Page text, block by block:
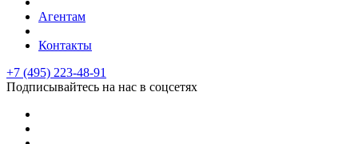
Агентам
Контакты
+7 (495) 223-48-91
Подписывайтесь на нас в соцсетях